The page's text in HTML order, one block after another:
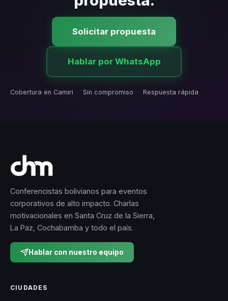
Solicitar propuesta
Hablar por WhatsApp
Cobertura en Camiri · Sin compromiso · Respuesta rápida
Conferencistas bolivianos para eventos
corporativos de alto impacto. Charlas
motivacionales en Santa Cruz de la Sierra,
La Paz, Cochabamba y todo el país.
Hablar con nuestro equipo
CIUDADES